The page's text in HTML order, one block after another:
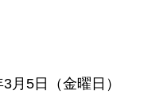
月5日（金曜日）